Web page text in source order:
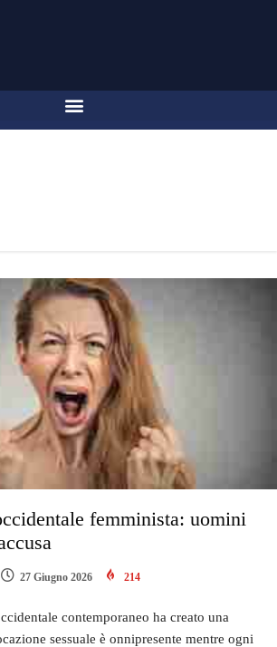
femminista: uomini
27 Giugno 2026 214
contemporaneo ha creato una
sessuale è onnipresente mentre ogni